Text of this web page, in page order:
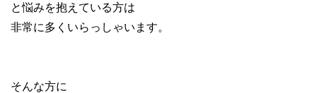
と悩みを抱えている方は
非常に多くいらっしゃいます。
そんな方に